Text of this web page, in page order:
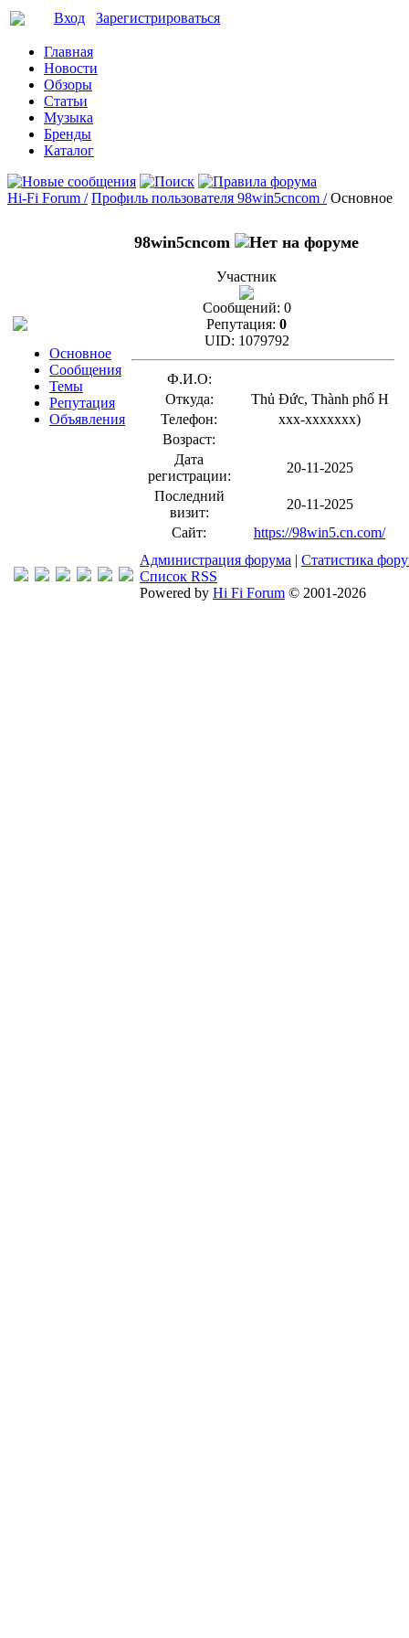
Вход Зарегистрироваться
Главная
Новости
Обзоры
Статьи
Музыка
Бренды
Каталог
Hi-Fi Forum / Профиль пользователя 98win5cncom / Основное
Основное
Сообщения
Темы
Репутация
Объявления
98win5cncom
Участник
Сообщений: 0
Репутация: 0
UID: 1079792
Ф.И.О:
Откуда:
Thủ Đức, Thành phố H
Телефон:
xxx-xxxxxxx)
Возраст:
Дата
регистрации:
20-11-2025
Последний
визит:
20-11-2025
Сайт:
https://98win5.cn.com/
Администрация форума | Статистика
Список RSS
Powered by Hi Fi Forum © 2001-2026